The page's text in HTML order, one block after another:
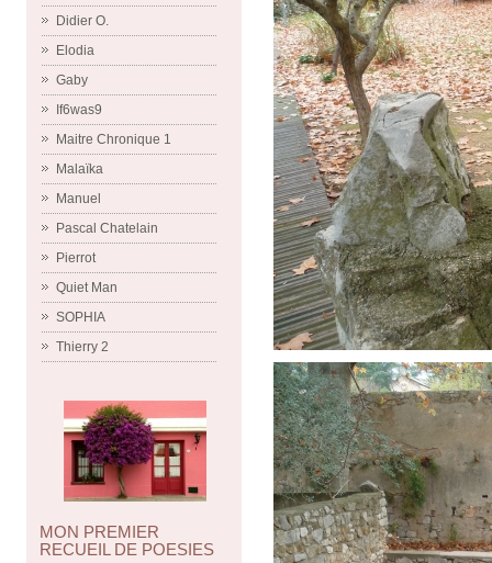
Didier O.
Elodia
Gaby
If6was9
Maitre Chronique 1
Malaïka
Manuel
Pascal Chatelain
Pierrot
Quiet Man
SOPHIA
Thierry 2
MON PREMIER
RECUEIL DE POESIES